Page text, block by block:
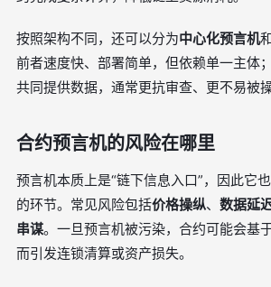
按照架构不同，还可以分为中心化预言机
前者速度快、部署简单，但依赖单一主体
共同提供数据，通常更抗审查、更不易被操
合约预言机的风险在哪里
预言机本质上是“链下信息入口”，因此它
的环节。常见风险包括价格操纵、 数据延
串谋。一旦预言机被污染，合约可能会基
而引发连锁清算或资产损失。